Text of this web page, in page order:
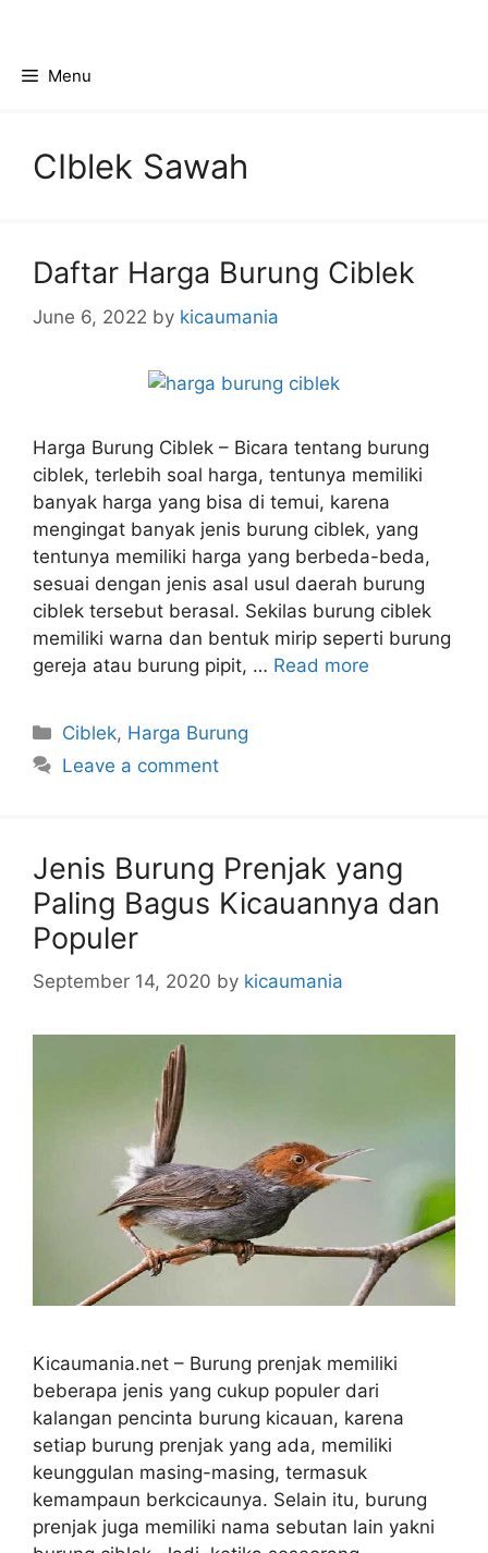
contentMenu
CIblek Sawah
Daftar Harga Burung Ciblek
June 6, 2022 by kicaumania
Harga Burung Ciblek – Bicara tentang burung
ciblek, terlebih soal harga, tentunya memiliki
banyak harga yang bisa di temui, karena
mengingat banyak jenis burung ciblek, yang
tentunya memiliki harga yang berbeda-beda,
sesuai dengan jenis asal usul daerah burung
ciblek tersebut berasal. Sekilas burung ciblek
memiliki warna dan bentuk mirip seperti burung
gereja atau burung pipit, … Read more
Categories
Ciblek, Harga Burung
Leave a comment
Jenis Burung Prenjak yang
Paling Bagus Kicauannya dan
Populer
September 14, 2020 by kicaumania
Kicaumania.net – Burung prenjak memiliki
beberapa jenis yang cukup populer dari
kalangan pencinta burung kicauan, karena
setiap burung prenjak yang ada, memiliki
keunggulan masing-masing, termasuk
kemampaun berkcicaunya. Selain itu, burung
prenjak juga memiliki nama sebutan lain yakni